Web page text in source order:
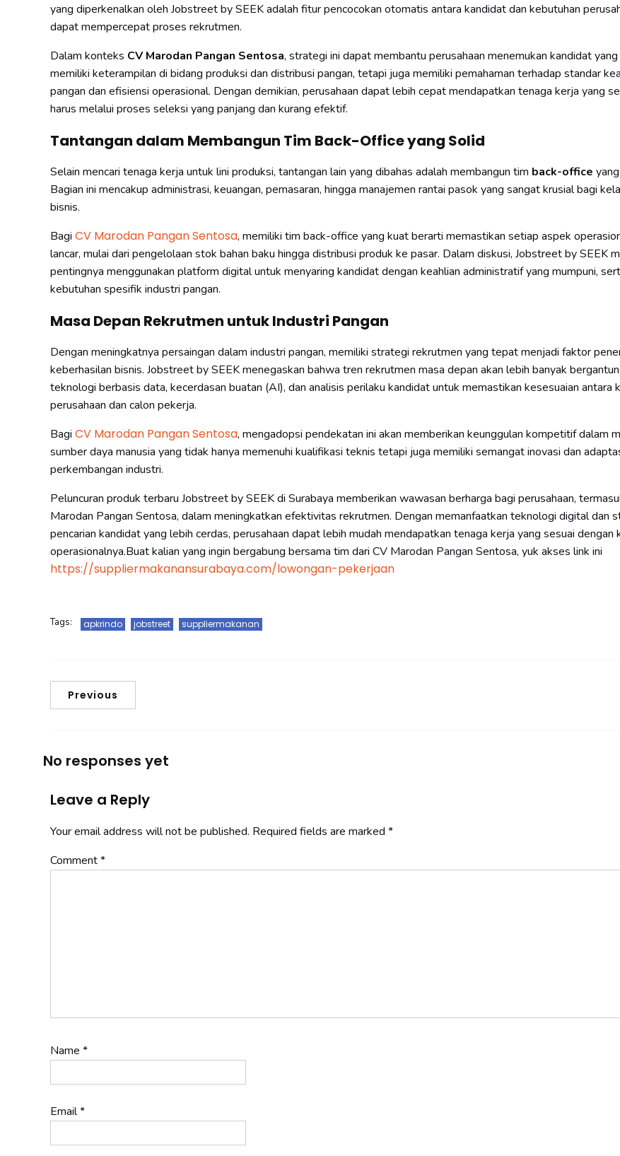
yang diperkenalkan oleh Jobstreet by SEEK adalah fitur pencocokan otomatis antara kandidat dan kebutuhan
dapat mempercepat proses rekrutmen.
Dalam konteks CV Marodan Pangan Sentosa, strategi ini dapat membantu perusahaan menemukan kandidat
memiliki keterampilan di bidang produksi dan distribusi pangan, tetapi juga memiliki pemahaman terhadap standar
pangan dan efisiensi operasional. Dengan demikian, perusahaan dapat lebih cepat mendapatkan tenaga kerja yang
harus melalui proses seleksi yang panjang dan kurang efektif.
Tantangan dalam Membangun Tim Back-Office yang Solid
Selain mencari tenaga kerja untuk lini produksi, tantangan lain yang dibahas adalah membangun tim back-office
Bagian ini mencakup administrasi, keuangan, pemasaran, hingga manajemen rantai pasok yang sangat krusial bagi
bisnis.
Bagi CV Marodan Pangan Sentosa, memiliki tim back-office yang kuat berarti memastikan setiap aspek
lancar, mulai dari pengelolaan stok bahan baku hingga distribusi produk ke pasar. Dalam diskusi, Jobstreet by SEEK
pentingnya menggunakan platform digital untuk menyaring kandidat dengan keahlian administratif yang mumpuni,
kebutuhan spesifik industri pangan.
Masa Depan Rekrutmen untuk Industri Pangan
Dengan meningkatnya persaingan dalam industri pangan, memiliki strategi rekrutmen yang tepat menjadi faktor
keberhasilan bisnis. Jobstreet by SEEK menegaskan bahwa tren rekrutmen masa depan akan lebih banyak
teknologi berbasis data, kecerdasan buatan (AI), dan analisis perilaku kandidat untuk memastikan kesesuaian antara
perusahaan dan calon pekerja.
Bagi CV Marodan Pangan Sentosa, mengadopsi pendekatan ini akan memberikan keunggulan kompetitif dalam
sumber daya manusia yang tidak hanya memenuhi kualifikasi teknis tetapi juga memiliki semangat inovasi dan
perkembangan industri.
Peluncuran produk terbaru Jobstreet by SEEK di Surabaya memberikan wawasan berharga bagi perusahaan,
Marodan Pangan Sentosa, dalam meningkatkan efektivitas rekrutmen. Dengan memanfaatkan teknologi digital dan
pencarian kandidat yang lebih cerdas, perusahaan dapat lebih mudah mendapatkan tenaga kerja yang sesuai dengan
operasionalnya.Buat kalian yang ingin bergabung bersama tim dari CV Marodan Pangan Sentosa, yuk akses link ini
https://suppliermakanansurabaya.com/lowongan-pekerjaan
Tags: apkrindo jobstreet suppliermakanan
Previous
No responses yet
Leave a Reply
Your email address will not be published. Required fields are marked *
Comment*
Name *
Email*